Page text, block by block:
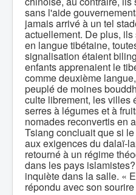
sans l'aide
jamais arrivé à un tel
actuellement. De plus, ils
en langue tibétaine,
signalisation étaient
enfants apprenaient le
comme deuxième
peuplé de moines
culte librement, les villes
serres à légumes et à
nomades reconvertis en
Tsiang concluait que si
aux exigences du dalaï-
retourné à un régime
dans les pays
inquiète dans la salle. «
répondu avec son